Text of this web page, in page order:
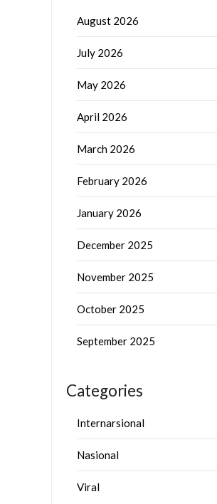
August 2026
July 2026
May 2026
April 2026
March 2026
February 2026
January 2026
December 2025
November 2025
October 2025
September 2025
Categories
Internarsional
Nasional
Viral